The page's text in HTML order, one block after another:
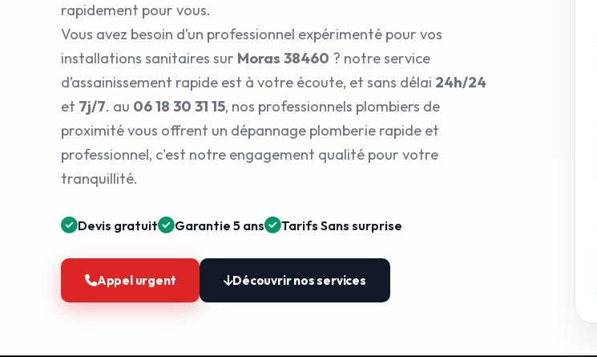
rapidement pour vous.
Vous avez besoin d’un professionnel expérimenté pour vos
installations sanitaires sur Moras 38460 ? notre service
d’assainissement rapide est à votre écoute, et sans délai 24h/24
et 7j/7. au 06 18 30 31 15, nos professionnels plombiers de
proximité vous offrent un dépannage plomberie rapide et
professionnel, c'est notre engagement qualité pour votre
tranquillité.
Devis gratuit Garantie 5 ans Tarifs Sans surprise
Appel urgent Découvrir nos services